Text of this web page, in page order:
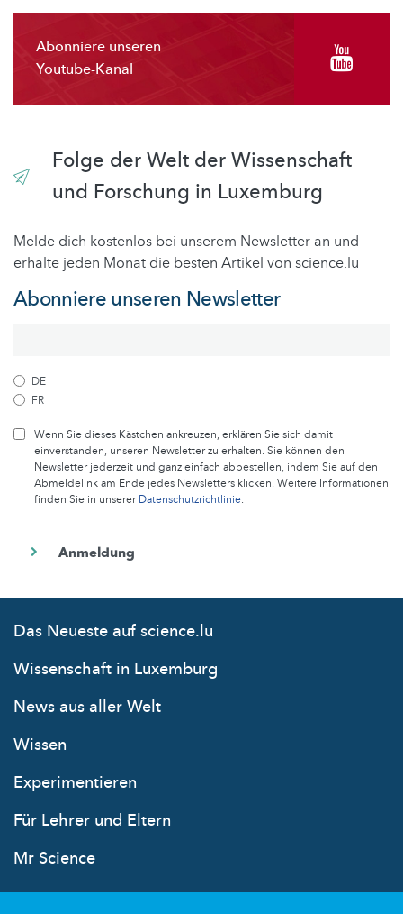
Abonniere unseren
Youtube-Kanal
Folge der Welt der Wissenschaft
und Forschung in Luxemburg
Melde dich kostenlos bei unserem Newsletter an und
erhalte jeden Monat die besten Artikel von science.lu
Abonniere unseren Newsletter
DE
FR
Wenn Sie dieses Kästchen ankreuzen, erklären Sie sich damit
einverstanden, unseren Newsletter zu erhalten. Sie können den
Newsletter jederzeit und ganz einfach abbestellen, indem Sie auf den
Abmeldelink am Ende jedes Newsletters klicken. Weitere Informationen
finden Sie in unsererDatenschutzrichtlinie.
Das Neueste auf science.lu
Wissenschaft in Luxemburg
News aus aller Welt
Wissen
Experimentieren
Für Lehrer und Eltern
Mr Science